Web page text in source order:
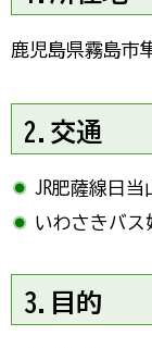
鹿児島県霧島市
2.交通
JR肥薩線日
いわさきバス
3.目的